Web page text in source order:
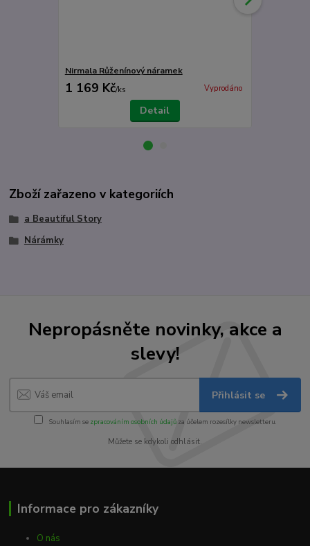
Nirmala Růženínový náramek
1 169 Kč/ks Vyprodáno
Detail
Zboží zařazeno v kategoriích
a Beautiful Story
Nárámky
Nepropásněte novinky, akce a
slevy!
Přihlásit se
Souhlasím se zpracováním osobních údajůza účelem rozesílky newsletteru.
Můžete se kdykoli odhlásit.
Informace pro zákazníky
O nás